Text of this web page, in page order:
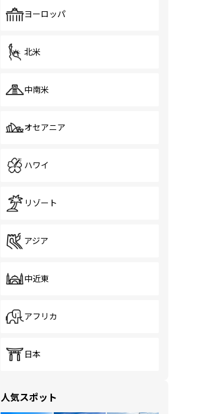
ヨーロッパ
北米
中南米
オセアニア
ハワイ
リゾート
アジア
中近東
アフリカ
日本
人気スポット